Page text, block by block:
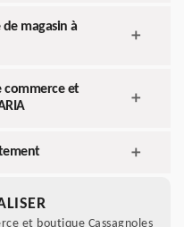
magasin à
commerce et
et boutique Cassagnoles